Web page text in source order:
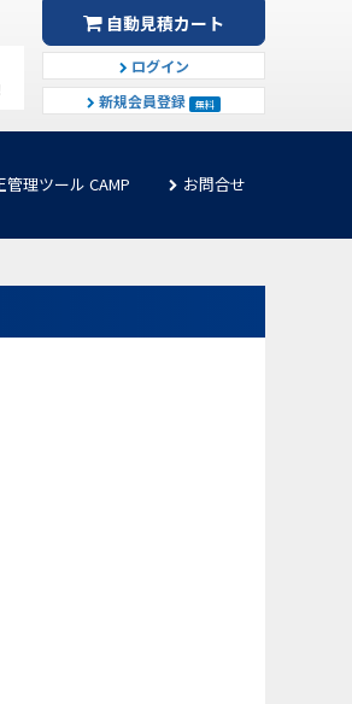
自動見積カート
ログイン
新規会員登録
無料
管理ツール CAMP お問合せ